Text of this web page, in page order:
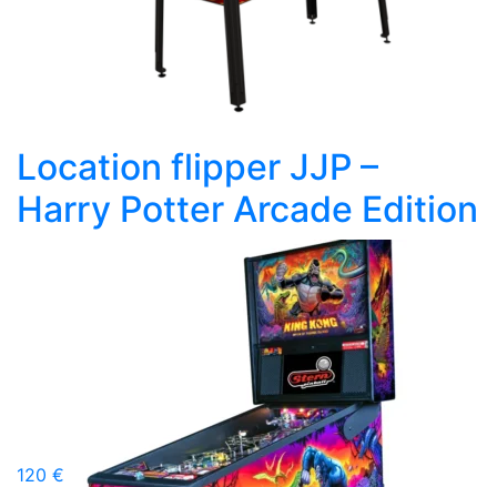
Location flipper JJP –
Harry Potter Arcade Edition
120 €